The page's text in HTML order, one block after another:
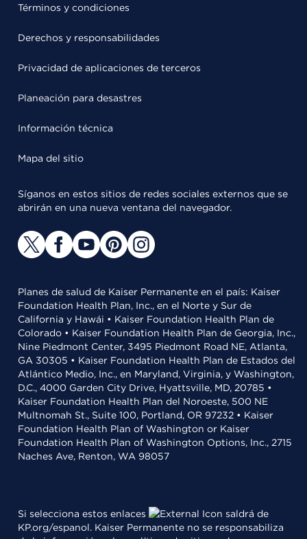
Términos y condiciones
Derechos y responsabilidades
Privacidad de aplicaciones de terceros
Planeación para desastres
Información técnica
Mapa del sitio
Síganos en estos sitios de redes sociales externos que se
abrirán en una nueva ventana del navegador.
Planes de salud de Kaiser Permanente en el país: Kaiser
Foundation Health Plan, Inc., en el Norte y Sur de
California y Hawái • Kaiser Foundation Health Plan de
Colorado • Kaiser Foundation Health Plan de Georgia, Inc.,
Nine Piedmont Center, 3495 Piedmont Road NE, Atlanta,
GA 30305 • Kaiser Foundation Health Plan de Estados del
Atlántico Medio, Inc., en Maryland, Virginia, y Washington,
D.C., 4000 Garden City Drive, Hyattsville, MD, 20785 •
Kaiser Foundation Health Plan del Noroeste, 500 NE
Multnomah St., Suite 100, Portland, OR 97232 • Kaiser
Foundation Health Plan of Washington or Kaiser
Foundation Health Plan of Washington Options, Inc., 2715
Naches Ave, Renton, WA 98057
Si selecciona estos enlaces
saldrá de
KP.org/espanol. Kaiser Permanente no se responsabiliza